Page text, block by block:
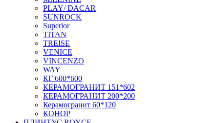
PLAY/ DACAR
SUNROCK
Superior
TITAN
TREISE
VENICE
VINCENZO
WAY
КГ 600*600
КЕРАМОГРАНИТ 151*602
КЕРАМОГРАНИТ 200*200
Керамогранит 60*120
КОНОР